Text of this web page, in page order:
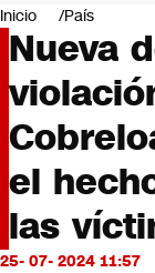
Negocios
Deportes
Programas
Cultura
Servicios
Bits
CNN tiempo
Futuro 360
Opinión
Inicio País
Nueva
el
las
25- 07- 2024 11:57